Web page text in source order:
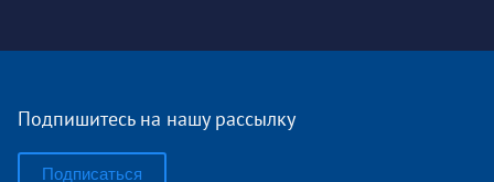
Подпишитесь на нашу рассылку
Подписаться